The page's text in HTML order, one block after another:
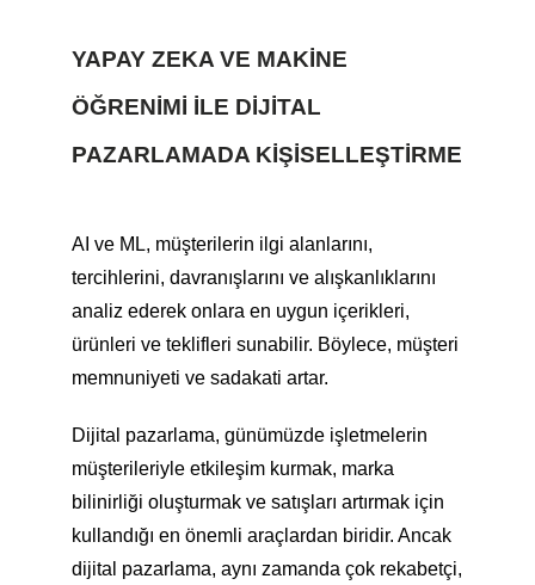
YAPAY ZEKA VE MAKINE
ÖĞRENIMI ILE DIJITAL
PAZARLAMADA KIŞISELLEŞTIRME
AI ve ML, müşterilerin ilgi alanlarını,
tercihlerini, davranışlarını ve alışkanlıklarını
analiz ederek onlara en uygun içerikleri,
ürünleri ve teklifleri sunabilir. Böylece, müşteri
memnuniyeti ve sadakati artar.
Dijital pazarlama, günümüzde işletmelerin
müşterileriyle etkileşim kurmak, marka
bilinirliği oluşturmak ve satışları artırmak için
kullandığı en önemli araçlardan biridir. Ancak
dijital pazarlama, aynı zamanda çok rekabetçi,